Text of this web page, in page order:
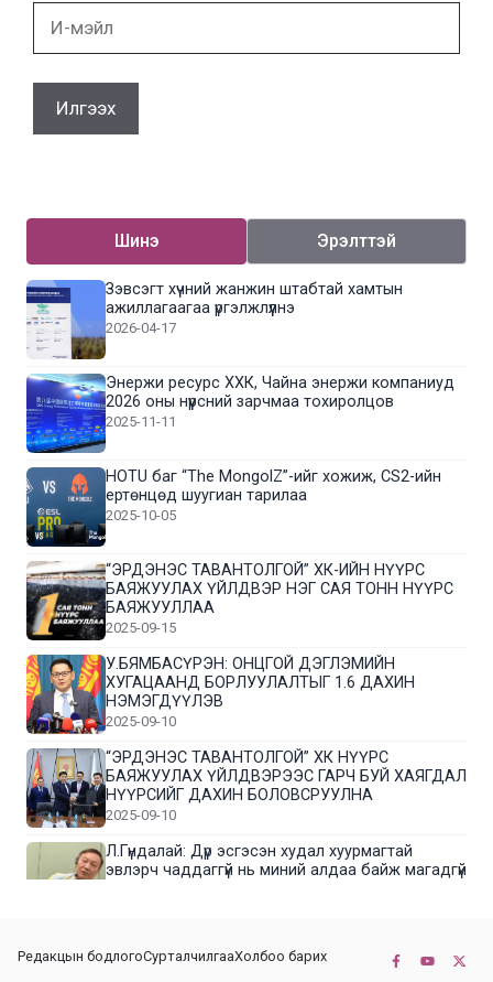
Шинэ Эрэлттэй
Зэвсэгт хүчний жанжин штабтай хамтын
ажиллагаагаа үргэлжлүүлнэ
2026-04-17
Энержи ресурс ХХК, Чайна энержи компаниуд
2026 оны нүүрсний зарчмаа тохиролцов
2025-11-11
HOTU баг “The MongolZ”-ийг хожиж, CS2-ийн
ертөнцөд шуугиан тарилаа
2025-10-05
“ЭРДЭНЭС ТАВАНТОЛГОЙ” ХК-ИЙН НҮҮРС
БАЯЖУУЛАХ ҮЙЛДВЭР НЭГ САЯ ТОНН НҮҮРС
БАЯЖУУЛЛАА
2025-09-15
У.БЯМБАСҮРЭН: ОНЦГОЙ ДЭГЛЭМИЙН
ХУГАЦААНД БОРЛУУЛАЛТЫГ 1.6 ДАХИН
НЭМЭГДҮҮЛЭВ
2025-09-10
“ЭРДЭНЭС ТАВАНТОЛГОЙ” ХК НҮҮРС
БАЯЖУУЛАХ ҮЙЛДВЭРЭЭС ГАРЧ БУЙ ХАЯГДАЛ
НҮҮРСИЙГ ДАХИН БОЛОВСРУУЛНА
2025-09-10
Л.Гүндалай: Дүр эсгэсэн худал хуурмагтай
эвлэрч чаддаггүй нь миний алдаа байж магадгүй
БАГИЙН ИРГЭДИЙН ТӨЛӨӨЛӨЛ НҮҮРС
Редакцын бодлогоСурталчилгааХолбоо барих